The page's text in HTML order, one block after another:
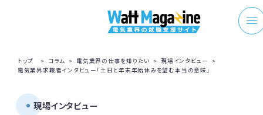
トップ > コラム > 電気業界の仕事を知りたい > 現場インタビュー
>
電気業界求職者インタビュー「土日と年末年始休みを望む本当の意味」
現場インタビュー